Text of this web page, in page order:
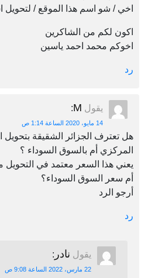
اخي / شو اسم هذا الموقع / لتحويل
اكون لكم من الشاكرين
اخوكم محمد احمد ياسين
رد
يقول M
:
14 مايو، 2020 الساعة 1:14 ص
هل تعترف الجزائر الشقيقة
المركزي أم بالسوق السوداء ؟
يعني هذا السعر معتمد في التحويل
أم سعر السوق السوداء؟
أرجو الرد
رد
يقول نادر :
22 مارس، 2022 الساعة 9:08 ص